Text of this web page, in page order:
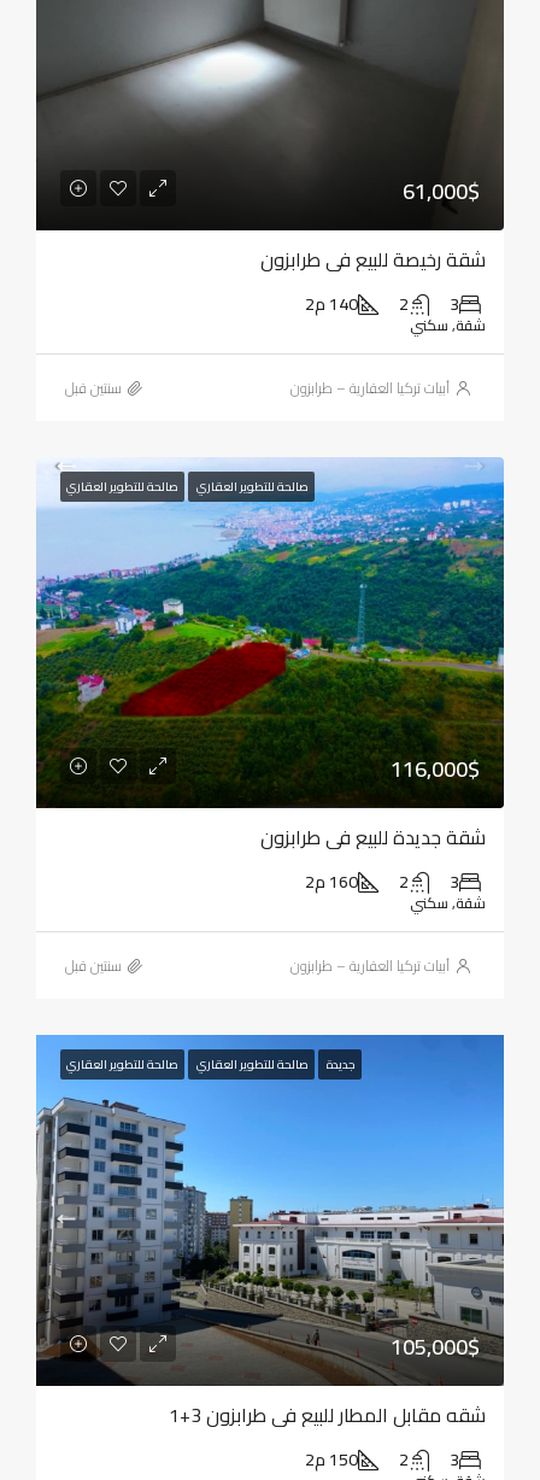
61,000$
شقة رخيصة للبيع في طرابزون
3
2 140 م2
شقة, سكني
أبيات تركيا العقارية – طرابزون ‏سنتين قبل
صالحة للتطوير العقاري صالحة للتطوير العقاري
116,000$
شقة جديدة للبيع في طرابزون
3
2 160 م2
شقة, سكني
أبيات تركيا العقارية – طرابزون ‏سنتين قبل
جديدة صالحة للتطوير العقاري صالحة للتطوير العقاري
105,000$
شقه مقابل المطار للبيع في طرابزون 3+1
3
2 150 م2